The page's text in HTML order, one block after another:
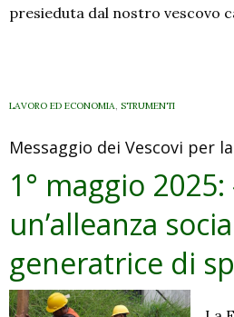
presieduta dal nostro vescovo
LAVORO ED ECONOMIA, STRUMENTI
Messaggio dei Vescovi per
1° maggio
un’alleanza
generatrice di